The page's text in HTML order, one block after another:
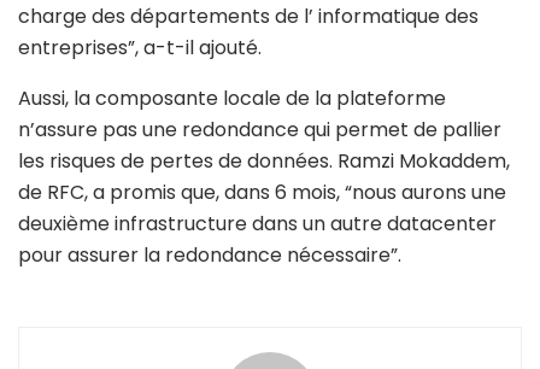
charge des départements de l’ informatique des
entreprises”, a-t-il ajouté.
Aussi, la composante locale de la plateforme
n’assure pas une redondance qui permet de pallier
les risques de pertes de données. Ramzi Mokaddem,
de RFC, a promis que, dans 6 mois, “nous aurons une
deuxième infrastructure dans un autre datacenter
pour assurer la redondance nécessaire”.